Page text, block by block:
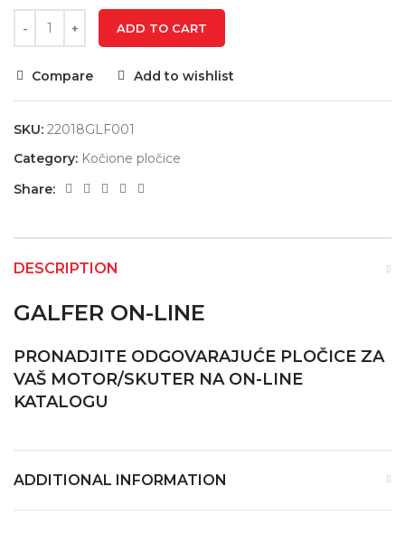
ADD TO CART
Compare Add to wishlist
SKU: 22018GLF001
Category: Kočione pločice
Share:
DESCRIPTION
GALFER ON-LINE
PRONADJITE ODGOVARAJUĆE PLOČICE ZA
VAŠ MOTOR/SKUTER NA ON-LINE
KATALOGU
ADDITIONAL INFORMATION